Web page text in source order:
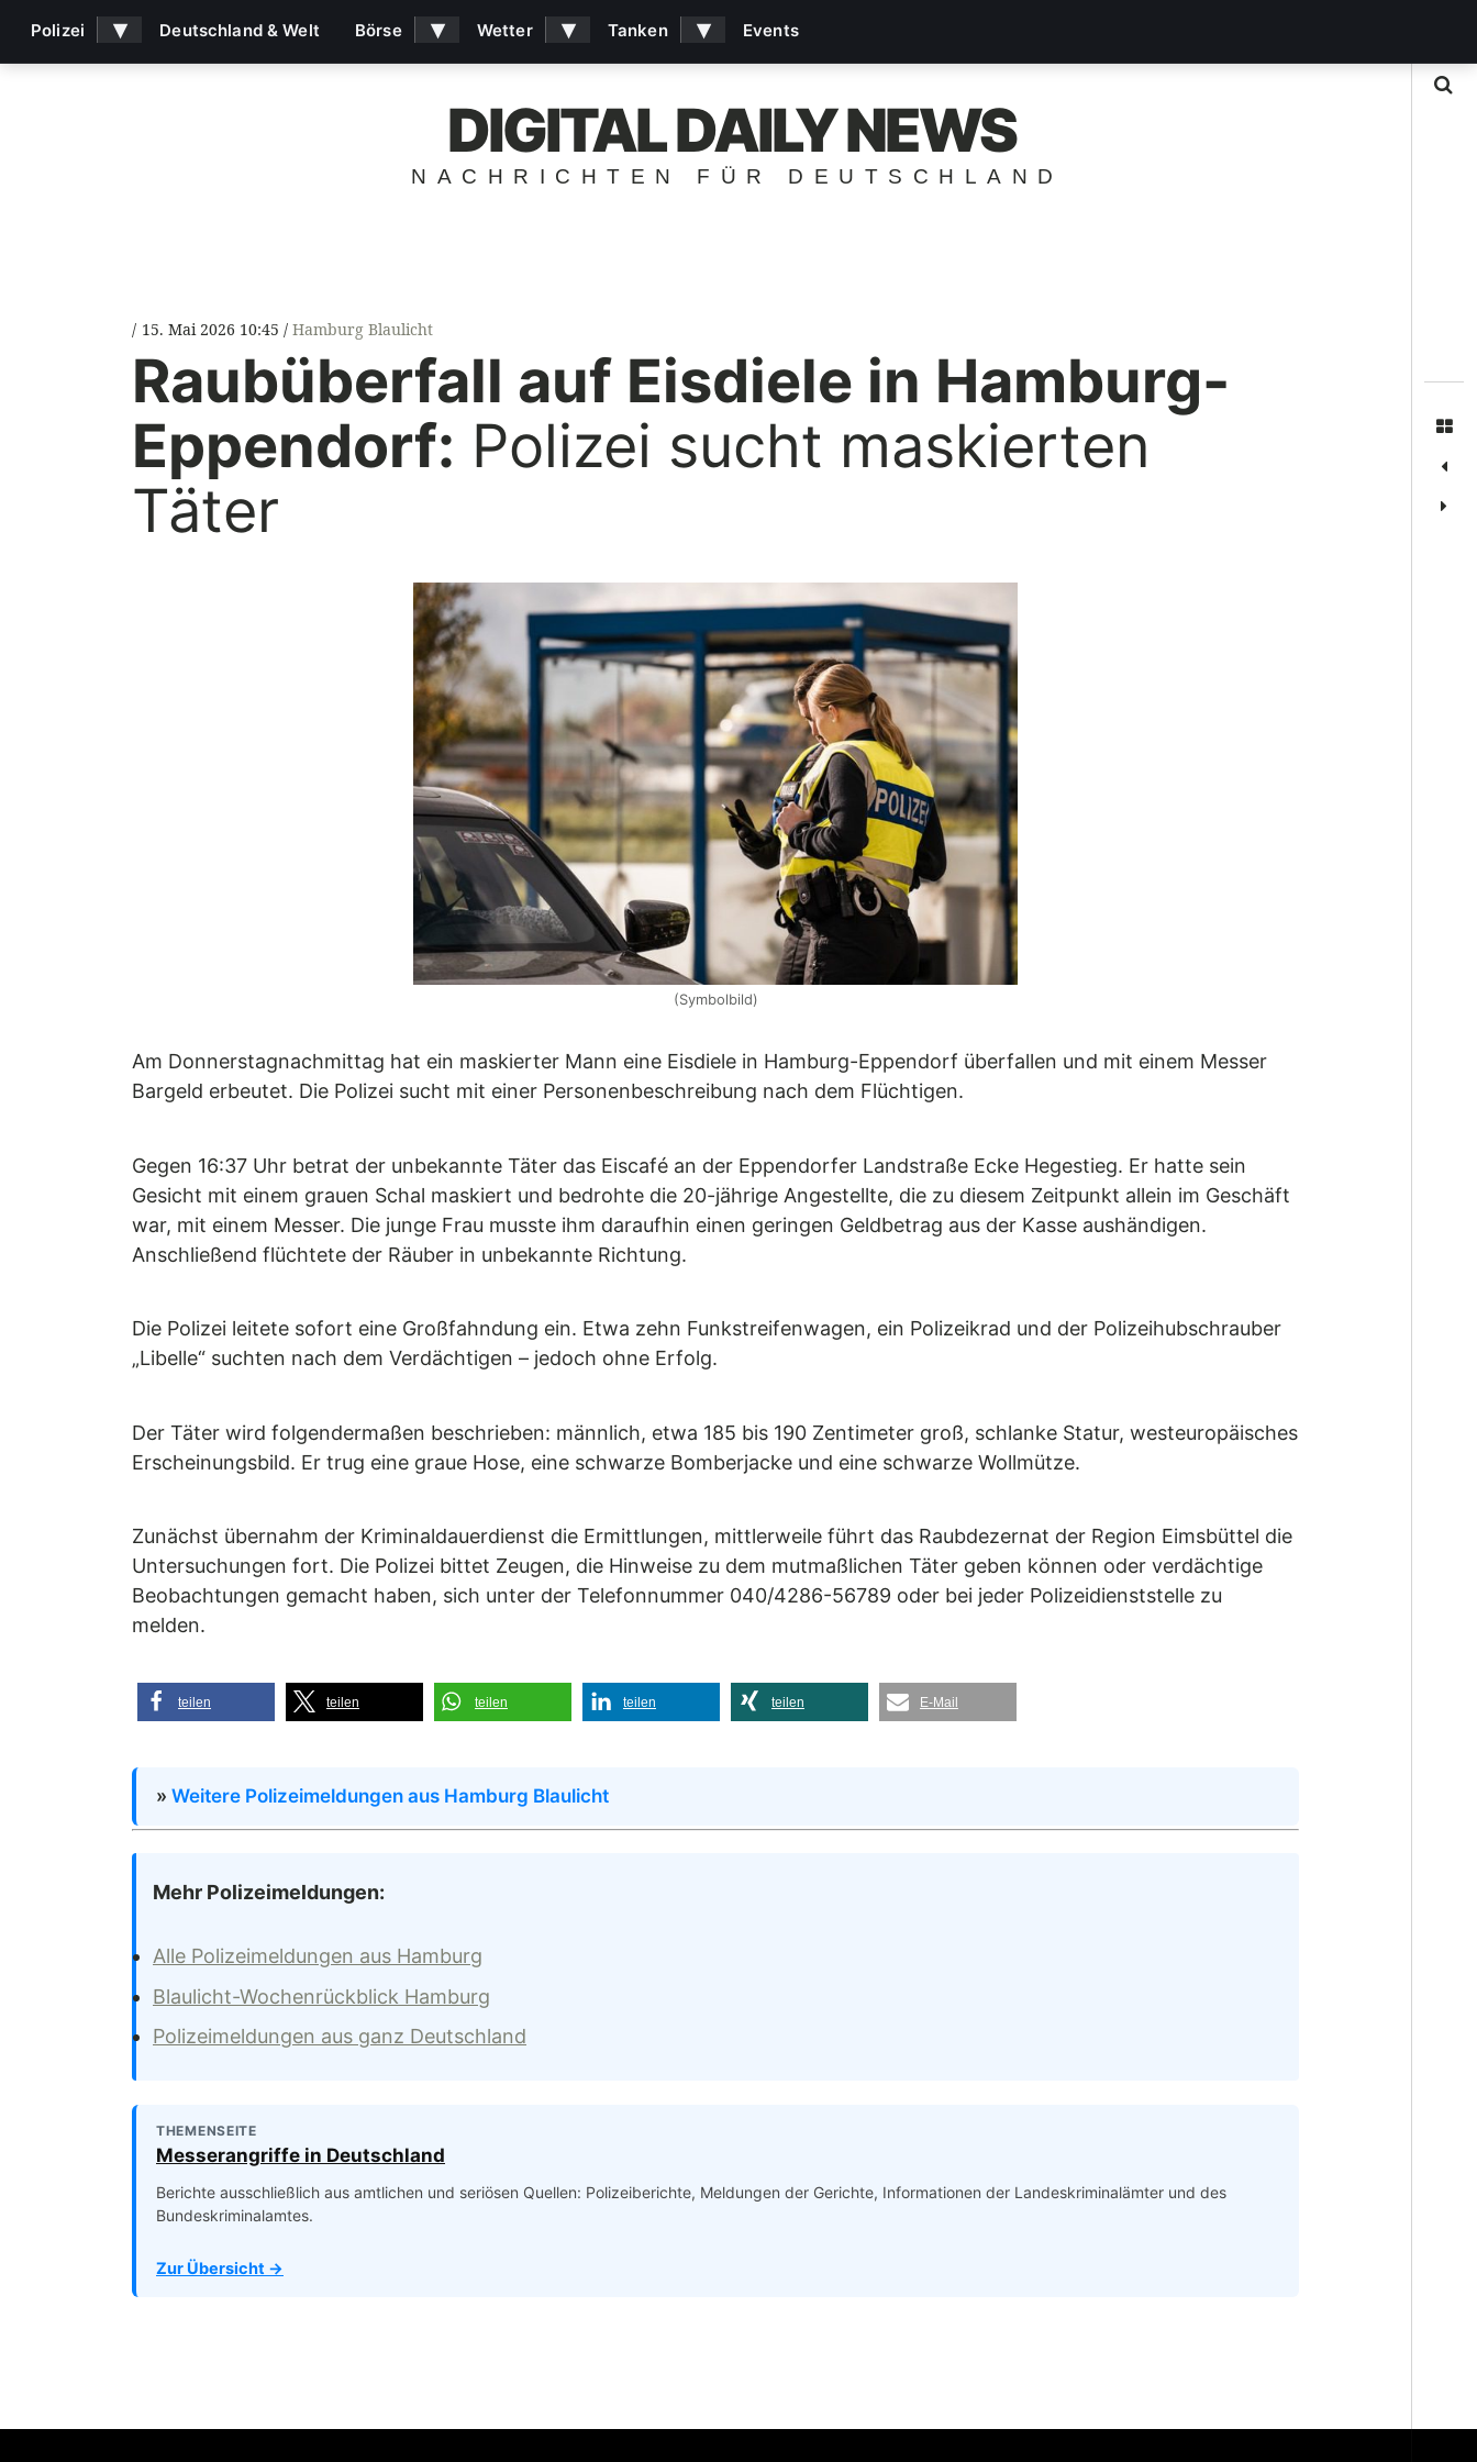
DIGITAL DAILY NEWS
NACHRICHTEN FÜR DEUTSCHLAND
15. Mai 2026 10:45 Hamburg Blaulicht
Raubüberfall auf Eisdiele in Hamburg-
Eppendorf: Polizei sucht maskierten
Täter
(Symbolbild)
Am Donnerstagnachmittag hat ein maskierter Mann eine Eisdiele in Hamburg-Eppendorf überfallen und mit einem Messer
Bargeld erbeutet. Die Polizei sucht mit einer Personenbeschreibung nach dem Flüchtigen.
Gegen 16:37 Uhr betrat der unbekannte Täter das Eiscafé an der Eppendorfer Landstraße Ecke Hegestieg. Er hatte sein
Gesicht mit einem grauen Schal maskiert und bedrohte die 20-jährige Angestellte, die zu diesem Zeitpunkt allein im Geschäft
war, mit einem Messer. Die junge Frau musste ihm daraufhin einen geringen Geldbetrag aus der Kasse aushändigen.
Anschließend flüchtete der Räuber in unbekannte Richtung.
Die Polizei leitete sofort eine Großfahndung ein. Etwa zehn Funkstreifenwagen, ein Polizeikrad und der Polizeihubschrauber
„Libelle“ suchten nach dem Verdächtigen – jedoch ohne Erfolg.
Der Täter wird folgendermaßen beschrieben: männlich, etwa 185 bis 190 Zentimeter groß, schlanke Statur, westeuropäisches
Erscheinungsbild. Er trug eine graue Hose, eine schwarze Bomberjacke und eine schwarze Wollmütze.
Zunächst übernahm der Kriminaldauerdienst die Ermittlungen, mittlerweile führt das Raubdezernat der Region Eimsbüttel die
Untersuchungen fort. Die Polizei bittet Zeugen, die Hinweise zu dem mutmaßlichen Täter geben können oder verdächtige
Beobachtungen gemacht haben, sich unter der Telefonnummer 040/4286-56789 oder bei jeder Polizeidienststelle zu
melden.
teilen teilen teilen teilen teilen E-Mail
» Weitere Polizeimeldungen aus Hamburg Blaulicht
Mehr Polizeimeldungen:
Alle Polizeimeldungen aus Hamburg
Blaulicht-Wochenrückblick Hamburg
Polizeimeldungen aus ganz Deutschland
THEMENSEITE
Messerangriffe in Deutschland
Berichte ausschließlich aus amtlichen und seriösen Quellen: Polizeiberichte, Meldungen der Gerichte, Informationen der Landeskriminalämter und des
Bundeskriminalamtes.
Zur Übersicht →
Polizei ▾ Deutschland & Welt Börse ▾ Wetter ▾ Tanken ▾ Events